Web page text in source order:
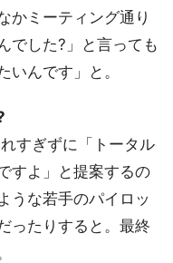
かミーティング通り
でした?」と言っても
いんです」と。
すぎずに「トータル
すよ」と提案するの
うな若手のパイロッ
ったりすると。最終